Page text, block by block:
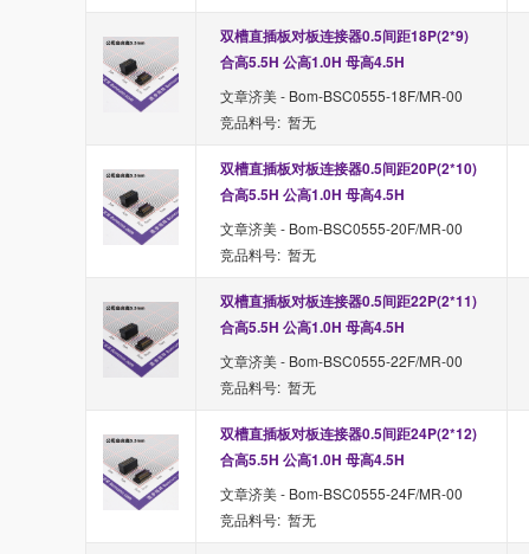
双槽直插板对板连接器0.5间距18P(2*9)
合高5.5H 公高1.0H 母高4.5H
文章济美 - Bom-BSC0555-18F/MR-00
竞品料号: 暂无
双槽直插板对板连接器0.5间距20P(2*10)
合高5.5H 公高1.0H 母高4.5H
文章济美 - Bom-BSC0555-20F/MR-00
竞品料号: 暂无
双槽直插板对板连接器0.5间距22P(2*11)
合高5.5H 公高1.0H 母高4.5H
文章济美 - Bom-BSC0555-22F/MR-00
竞品料号: 暂无
双槽直插板对板连接器0.5间距24P(2*12)
合高5.5H 公高1.0H 母高4.5H
文章济美 - Bom-BSC0555-24F/MR-00
竞品料号: 暂无